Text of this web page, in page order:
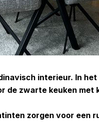
interieur. In het
de zwarte keuken met
zorgen voor een